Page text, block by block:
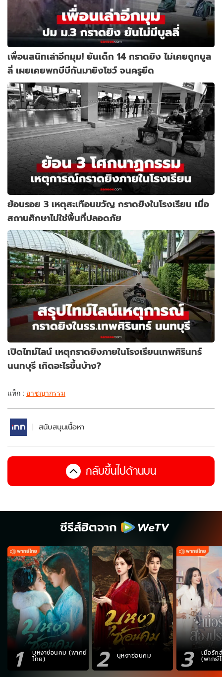
เพื่อนสนิทเล่าอีกมุม! ยันเด็ก 14 กราดยิง ไม่เคยถูกบูล
ลี่ เผยเคยพกบีบีกันมายิงโชว์ จนครูยึด
ย้อนรอย 3 เหตุสะเทือนขวัญ กราดยิงในโรงเรียน เมื่อ
สถานศึกษาไม่ใช่พื้นที่ปลอดภัย
เปิดไทม์ไลน์ เหตุกราดยิงภายในโรงเรียนเทพศิรินทร์
นนทบุรี เกิดอะไรขึ้นบ้าง?
แท็ก : อาชญากรรม
สนับสนุนเนื้อหา
กลับขึ้นไปด้านบน
ซีรีส์ฮิตจาก
1 บุหงาซ่อนคม (พากย์
ไทย) 2 บุหงาซ่อนคม 3 เมื่อรัก
(พากย์